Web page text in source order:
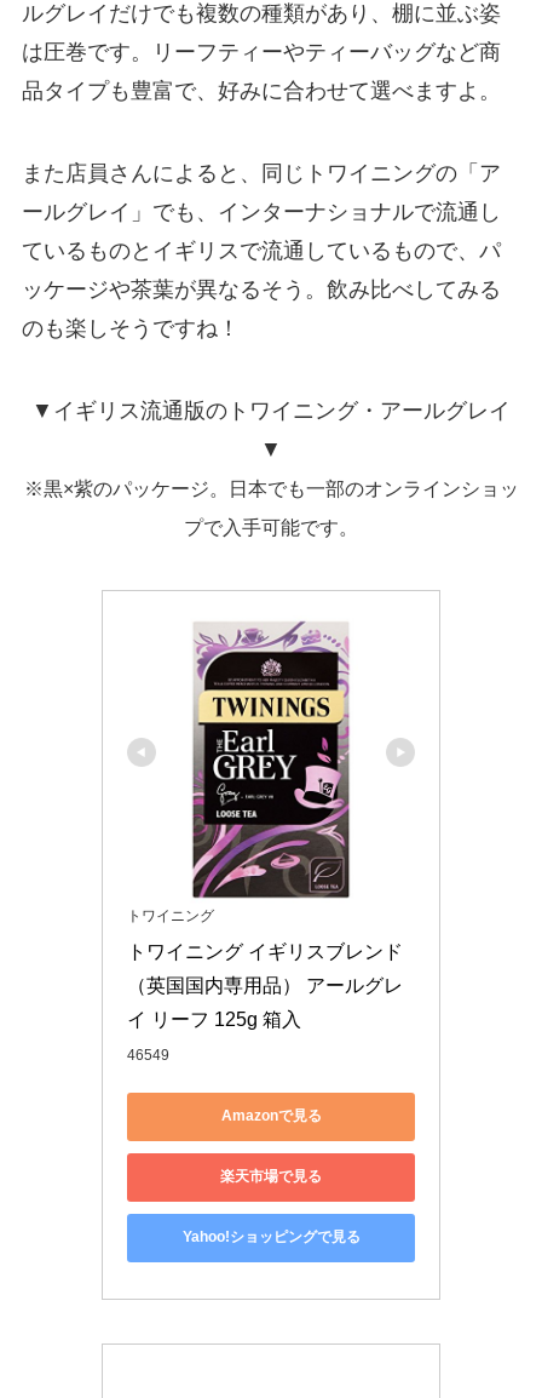
ルグレイだけでも複数の種類があり、棚に並ぶ姿
は圧巻です。リーフティーやティーバッグなど商
品タイプも豊富で、好みに合わせて選べますよ。
また店員さんによると、同じトワイニングの「ア
ールグレイ」でも、インターナショナルで流通し
ているものとイギリスで流通しているもので、パ
ッケージや茶葉が異なるそう。飲み比べしてみる
のも楽しそうですね！
▼イギリス流通版のトワイニング・アールグレイ
▼
※黒×紫のパッケージ。日本でも一部のオンラインショッ
プで入手可能です。
トワイニング
トワイニング イギリスブレンド
（英国国内専用品） アールグレ
イ リーフ 125g 箱入
46549
Amazonで見る
楽天市場で見る
Yahoo!ショッピングで見る